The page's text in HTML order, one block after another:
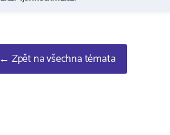
← Zpět na všechna témata